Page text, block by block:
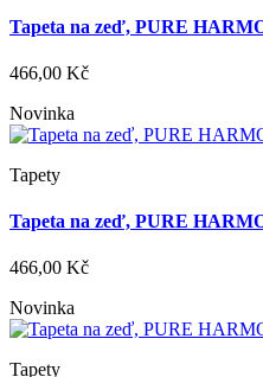
Tapeta na zeď, PURE
466,00 Kč
Novinka
Tapety
Tapeta na zeď, PURE
466,00 Kč
Novinka
Tapety